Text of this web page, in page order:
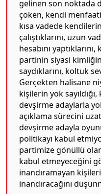
gelinen son noktada
çöken, kendi
kısa vadede
çalıştıklarını, uzun
hesabını
partinin siyasi
saydıklarını, koltuk
Gerçekten halisane
kişilerin yok
devşirme adaylarla
açıklama sürecini
devşirme adayla
politikayı kabul
partimize gönüllü
kabul etmeyeceğini
inandıramayan
inandıracağını